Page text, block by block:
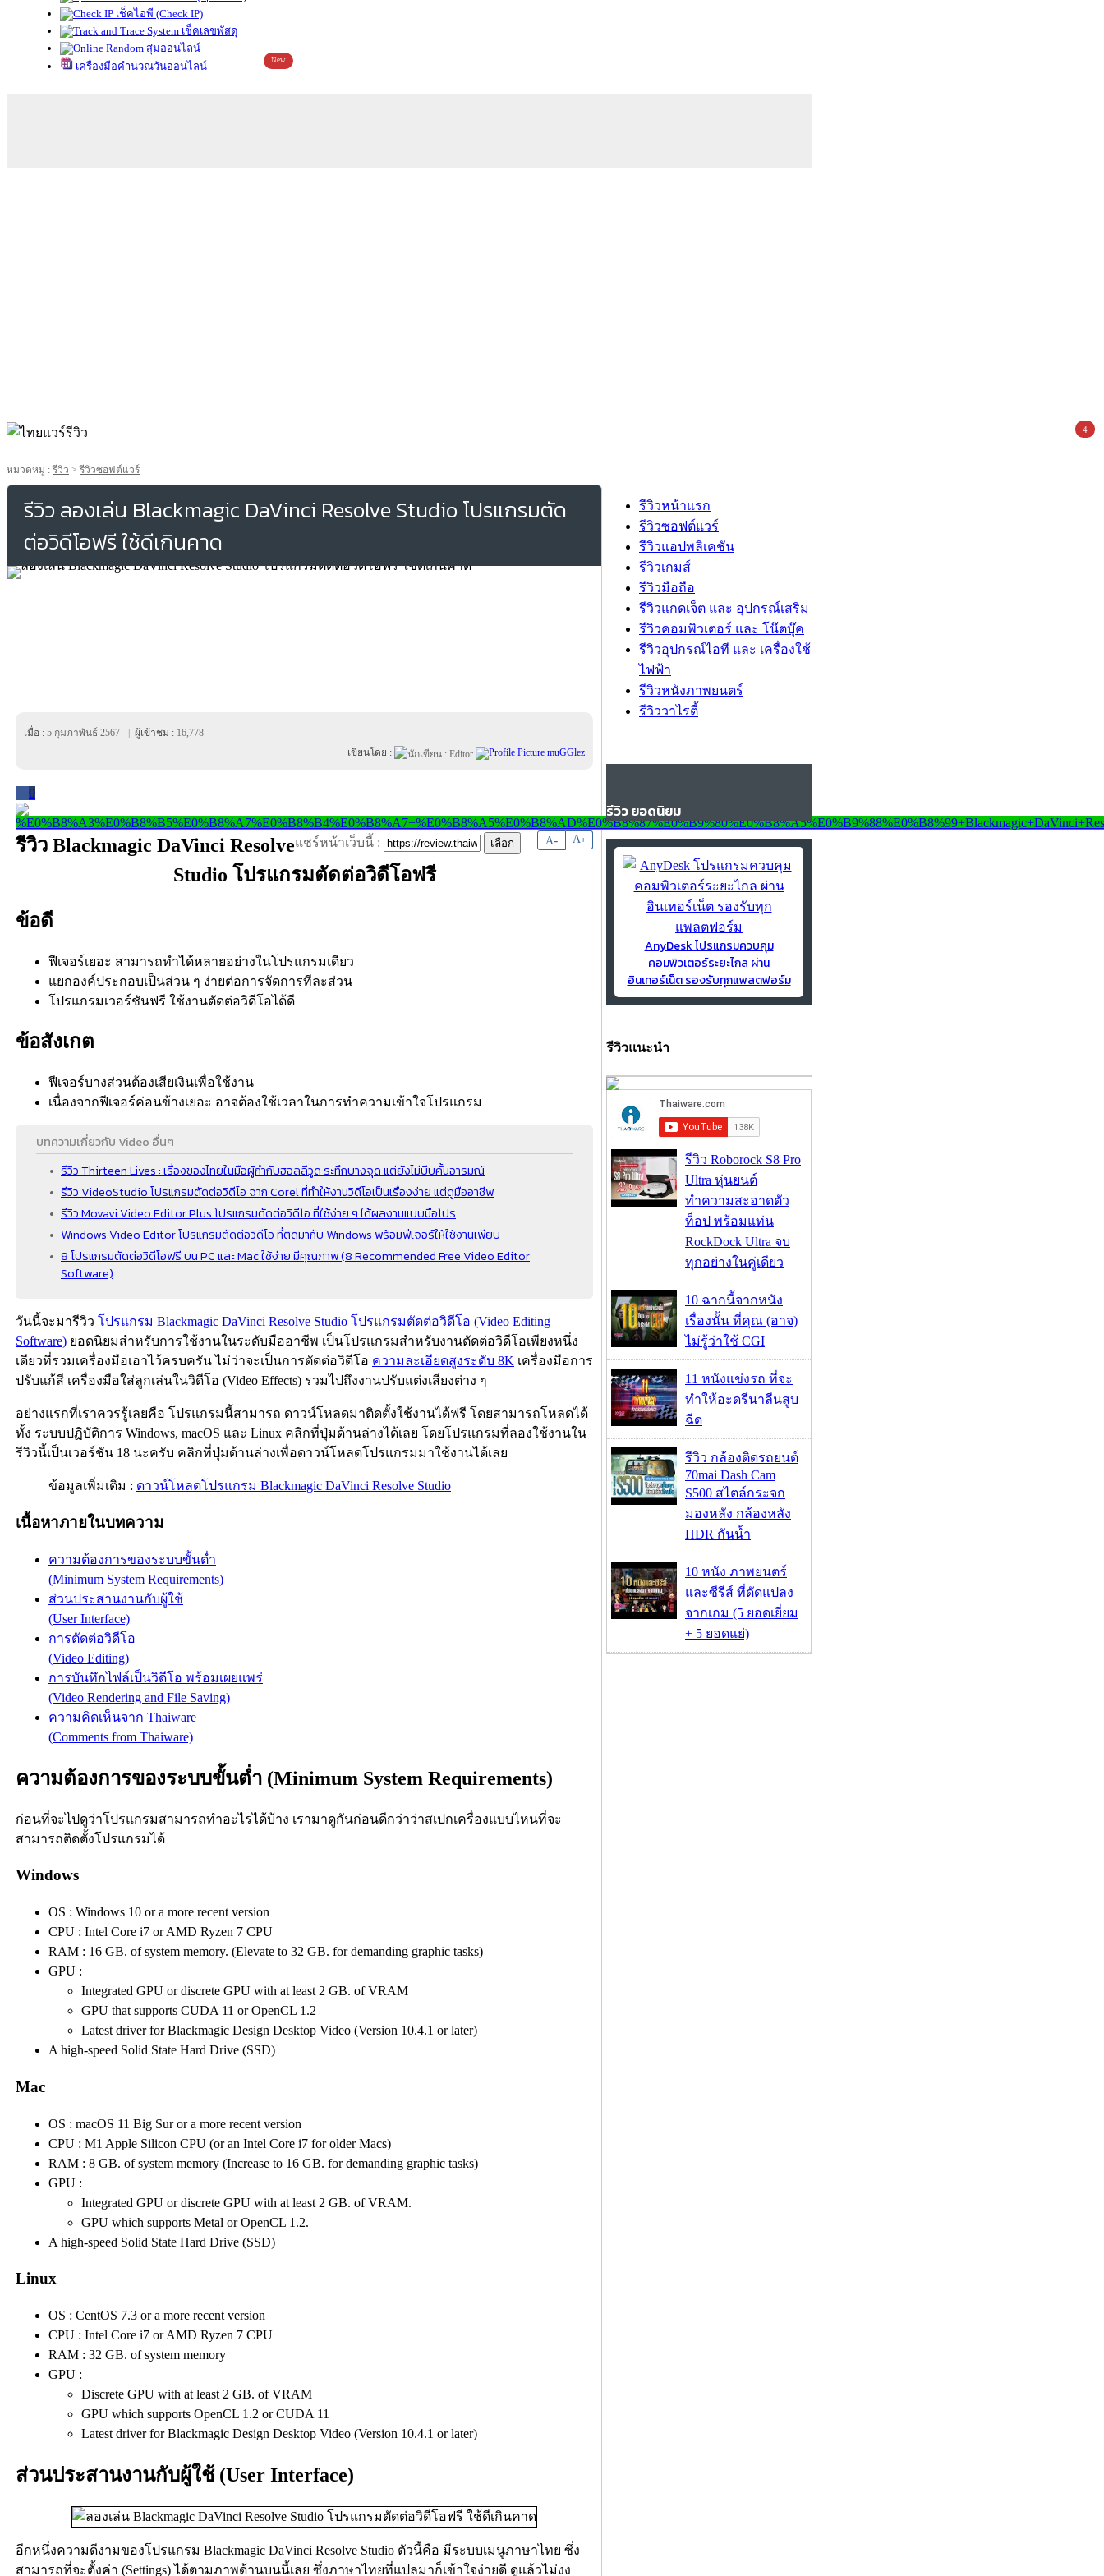
เช็คไอพี (Check IP)
เช็คเลขพัสดุ
สุ่มออนไลน์
เครื่องมือคำนวณวันออนไลน์
New
หมวดหมู่ :รีวิว >รีวิวซอฟต์แวร์
รีวิว ลองเล่น Blackmagic DaVinci Resolve Studio โปรแกรมตัด
ต่อวิดีโอฟรี ใช้ดีเกินคาด
เมื่อ : 5 กุมภาพันธ์ 2567 ผู้เข้าชม : 16,778
เขียนโดย :
muGGlez
0
A- A+
แชร์หน้าเว็บนี้ :
รีวิว Blackmagic DaVinci Resolve
Studio โปรแกรมตัดต่อวิดีโอฟรี
ข้อดี
ฟีเจอร์เยอะ สามารถทำได้หลายอย่างในโปรแกรมเดียว
แยกองค์ประกอบเป็นส่วน ๆ ง่ายต่อการจัดการทีละส่วน
โปรแกรมเวอร์ชันฟรี ใช้งานตัดต่อวิดีโอได้ดี
ข้อสังเกต
ฟีเจอร์บางส่วนต้องเสียเงินเพื่อใช้งาน
เนื่องจากฟีเจอร์ค่อนข้างเยอะ อาจต้องใช้เวลาในการทำความเข้าใจโปรแกรม
บทความเกี่ยวกับ Video อื่นๆ
รีวิว Thirteen Lives : เรื่องของไทยในมือผู้กำกับฮอลลีวูด ระทึกบางจุด แต่ยังไม่บีบคั้นอารมณ์
รีวิว VideoStudio โปรแกรมตัดต่อวิดีโอ จาก Corel ที่ทำให้งานวิดีโอเป็นเรื่องง่าย แต่ดูมืออาชีพ
รีวิว Movavi Video Editor Plus โปรแกรมตัดต่อวิดีโอ ที่ใช้ง่าย ๆ ได้ผลงานแบบมือโปร
Windows Video Editor โปรแกรมตัดต่อวิดีโอ ที่ติดมากับ Windows พร้อมฟีเจอร์ให้ใช้งานเพียบ
8 โปรแกรมตัดต่อวิดีโอฟรี บน PC และ Mac ใช้ง่าย มีคุณภาพ (8 Recommended Free Video Editor
Software)
วันนี้จะมารีวิว โปรแกรม Blackmagic DaVinci Resolve Studio โปรแกรมตัดต่อวิดีโอ (Video Editing
Software) ยอดนิยมสำหรับการใช้งานในระดับมืออาชีพ เป็นโปรแกรมสำหรับงานตัดต่อวิดีโอเพียงหนึ่ง
เดียวที่รวมเครื่องมือเอาไว้ครบครัน ไม่ว่าจะเป็นการตัดต่อวิดีโอ ความละเอียดสูงระดับ 8K เครื่องมือการ
ปรับแก้สี เครื่องมือใส่ลูกเล่นในวิดีโอ (Video Effects) รวมไปถึงงานปรับแต่งเสียงต่าง ๆ
อย่างแรกที่เราควรรู้เลยคือ โปรแกรมนี้สามารถ ดาวน์โหลดมาติดตั้งใช้งานได้ฟรี โดยสามารถโหลดได้
ทั้ง ระบบปฏิบัติการ Windows, macOS และ Linux คลิกที่ปุ่มด้านล่างได้เลย โดยโปรแกรมที่ลองใช้งานใน
รีวิวนี้เป็นเวอร์ชัน 18 นะครับ คลิกที่ปุ่มด้านล่างเพื่อดาวน์โหลดโปรแกรมมาใช้งานได้เลย
ข้อมูลเพิ่มเติม : ดาวน์โหลดโปรแกรม Blackmagic DaVinci Resolve Studio
เนื้อหาภายในบทความ
ความต้องการของระบบขั้นต่ำ
(Minimum System Requirements)
ส่วนประสานงานกับผู้ใช้
(User Interface)
การตัดต่อวิดีโอ
(Video Editing)
การบันทึกไฟล์เป็นวิดีโอ พร้อมเผยแพร่
(Video Rendering and File Saving)
ความคิดเห็นจาก Thaiware
(Comments from Thaiware)
ความต้องการของระบบขั้นต่ำ (Minimum System Requirements)
ก่อนที่จะไปดูว่าโปรแกรมสามารถทำอะไรได้บ้าง เรามาดูกันก่อนดีกว่าว่าสเปกเครื่องแบบไหนที่จะ
สามารถติดตั้งโปรแกรมได้
Windows
OS : Windows 10 or a more recent version
CPU : Intel Core i7 or AMD Ryzen 7 CPU
RAM : 16 GB. of system memory. (Elevate to 32 GB. for demanding graphic tasks)
GPU :
Integrated GPU or discrete GPU with at least 2 GB. of VRAM
GPU that supports CUDA 11 or OpenCL 1.2
Latest driver for Blackmagic Design Desktop Video (Version 10.4.1 or later)
A high-speed Solid State Hard Drive (SSD)
Mac
OS : macOS 11 Big Sur or a more recent version
CPU : M1 Apple Silicon CPU (or an Intel Core i7 for older Macs)
RAM : 8 GB. of system memory (Increase to 16 GB. for demanding graphic tasks)
GPU :
Integrated GPU or discrete GPU with at least 2 GB. of VRAM.
GPU which supports Metal or OpenCL 1.2.
A high-speed Solid State Hard Drive (SSD)
Linux
OS : CentOS 7.3 or a more recent version
CPU : Intel Core i7 or AMD Ryzen 7 CPU
RAM : 32 GB. of system memory
GPU :
Discrete GPU with at least 2 GB. of VRAM
GPU which supports OpenCL 1.2 or CUDA 11
Latest driver for Blackmagic Design Desktop Video (Version 10.4.1 or later)
ส่วนประสานงานกับผู้ใช้ (User Interface)
อีกหนึ่งความดีงามของโปรแกรม Blackmagic DaVinci Resolve Studio ตัวนี้คือ มีระบบเมนูภาษาไทย ซึ่ง
สามารถที่จะตั้งค่า (Settings) ได้ตามภาพด้านบนนี้เลย ซึ่งภาษาไทยที่แปลมาก็เข้าใจง่ายดี ดูแล้วไม่งง
รีวิวหน้าแรก
รีวิวซอฟต์แวร์
รีวิวแอปพลิเคชัน
รีวิวเกมส์
รีวิวมือถือ
รีวิวแกดเจ็ต และ อุปกรณ์เสริม
รีวิวคอมพิวเตอร์ และ โน๊ตบุ๊ค
รีวิวอุปกรณ์ไอที และ เครื่องใช้
ไฟฟ้า
รีวิวหนังภาพยนตร์
รีวิววาไรตี้
รีวิว ยอดนิยม
AnyDesk โปรแกรมควบคุม
คอมพิวเตอร์ระยะไกล ผ่าน
อินเทอร์เน็ต รองรับทุกแพลตฟอร์ม
รีวิวแนะนำ
รีวิว Roborock S8 Pro
Ultra หุ่นยนต์
ทำความสะอาดตัว
ท็อป พร้อมแท่น
RockDock Ultra จบ
ทุกอย่างในคู่เดียว
10 ฉากนี้จากหนัง
เรื่องนั้น ที่คุณ (อาจ)
ไม่รู้ว่าใช้ CGI
11 หนังแข่งรถ ที่จะ
ทำให้อะดรีนาลีนสูบ
ฉีด
รีวิว กล้องติดรถยนต์
70mai Dash Cam
S500 สไตล์กระจก
มองหลัง กล้องหลัง
HDR กันน้ำ
10 หนัง ภาพยนตร์
และซีรีส์ ที่ดัดแปลง
จากเกม (5 ยอดเยี่ยม
+ 5 ยอดแย่)
4